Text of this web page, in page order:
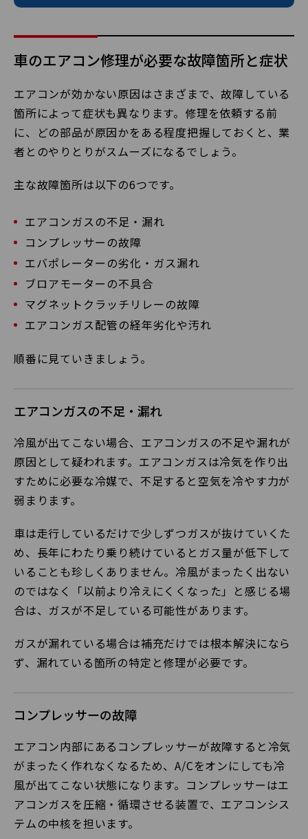
車のエアコン修理が必要な故障箇所と症状
エアコンが効かない原因はさまざまで、故障している
箇所によって症状も異なります。修理を依頼する前
に、どの部品が原因かをある程度把握しておくと、業
者とのやりとりがスムーズになるでしょう。
主な故障箇所は以下の6つです。
エアコンガスの不足・漏れ
コンプレッサーの故障
エバポレーターの劣化・ガス漏れ
ブロアモーターの不具合
マグネットクラッチリレーの故障
エアコンガス配管の経年劣化や汚れ
順番に見ていきましょう。
エアコンガスの不足・漏れ
冷風が出てこない場合、エアコンガスの不足や漏れが
原因として疑われます。エアコンガスは冷気を作り出
すために必要な冷媒で、不足すると空気を冷やす力が
弱まります。
車は走行しているだけで少しずつガスが抜けていくた
め、長年にわたり乗り続けているとガス量が低下して
いることも珍しくありません。冷風がまったく出ない
のではなく「以前より冷えにくくなった」と感じる場
合は、ガスが不足している可能性があります。
ガスが漏れている場合は補充だけでは根本解決になら
ず、漏れている箇所の特定と修理が必要です。
コンプレッサーの故障
エアコン内部にあるコンプレッサーが故障すると冷気
がまったく作れなくなるため、A/Cをオンにしても冷
風が出てこない状態になります。コンプレッサーはエ
アコンガスを圧縮・循環させる装置で、エアコンシス
テムの中核を担います。